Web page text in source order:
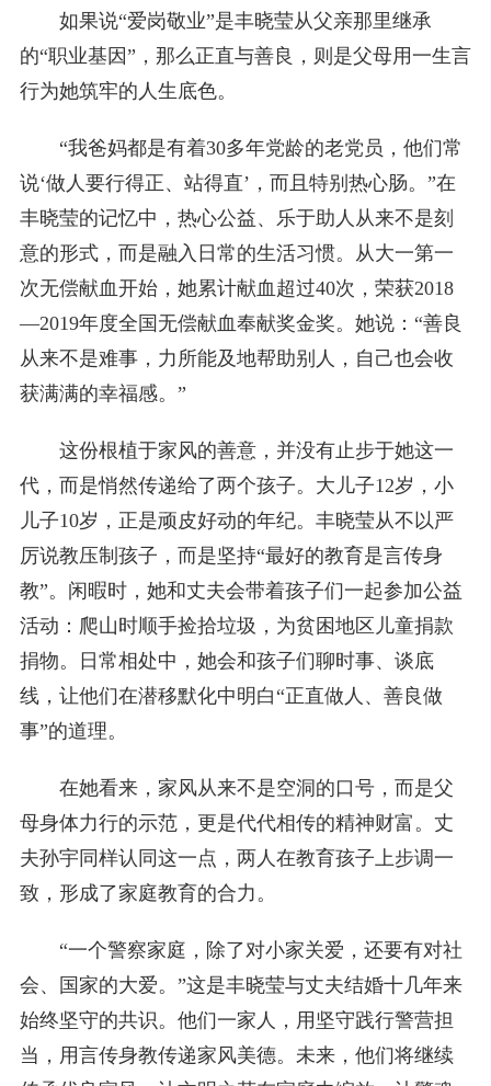
如果说“爱岗敬业”是丰晓莹从父亲那里继承
的“职业基因”，那么正直与善良，则是父母用一生言
行为她筑牢的人生底色。
“我爸妈都是有着30多年党龄的老党员，他们常
说‘做人要行得正、站得直’，而且特别热心肠。”在
丰晓莹的记忆中，热心公益、乐于助人从来不是刻
意的形式，而是融入日常的生活习惯。从大一第一
次无偿献血开始，她累计献血超过40次，荣获2018
—2019年度全国无偿献血奉献奖金奖。她说：“善良
从来不是难事，力所能及地帮助别人，自己也会收
获满满的幸福感。”
这份根植于家风的善意，并没有止步于她这一
代，而是悄然传递给了两个孩子。大儿子12岁，小
儿子10岁，正是顽皮好动的年纪。丰晓莹从不以严
厉说教压制孩子，而是坚持“最好的教育是言传身
教”。闲暇时，她和丈夫会带着孩子们一起参加公益
活动：爬山时顺手捡拾垃圾，为贫困地区儿童捐款
捐物。日常相处中，她会和孩子们聊时事、谈底
线，让他们在潜移默化中明白“正直做人、善良做
事”的道理。
在她看来，家风从来不是空洞的口号，而是父
母身体力行的示范，更是代代相传的精神财富。丈
夫孙宇同样认同这一点，两人在教育孩子上步调一
致，形成了家庭教育的合力。
“一个警察家庭，除了对小家关爱，还要有对社
会、国家的大爱。”这是丰晓莹与丈夫结婚十几年来
始终坚守的共识。他们一家人，用坚守践行警营担
当，用言传身教传递家风美德。未来，他们将继续